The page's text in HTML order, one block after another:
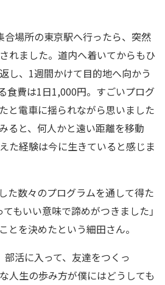
合場所の東京駅へ行ったら、突然
れました。道内へ着いてからもひ
し、1週間かけて目的地へ向かう
食費は1日1,000円。すごいプログ
と電車に揺られながら思いました
ると、何人かと遠い距離を移動
た経験は今に生きていると感じま
た数々のプログラムを通して得た
もいい意味で諦めがつきました」
とを決めたという細田さん。
部活に入って、友達をつくっ
人生の歩み方が僕にはどうしても